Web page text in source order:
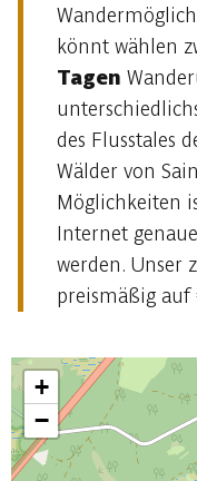
könnt wählen
Tagen
des Flusstales
Wälder von
Möglichkeiten
Internet
werden. Unser
preismäßig auf
+
−